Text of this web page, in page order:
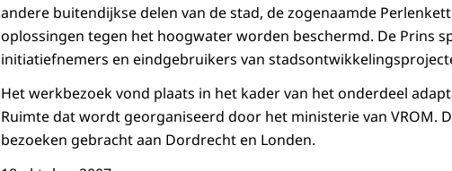
andere buitendijkse delen van de stad, de zogenaamde
oplossingen tegen het hoogwater worden beschermd. De Prins
initiatiefnemers en eindgebruikers van
Het werkbezoek vond plaats in het kader van het onderdeel
Ruimte dat wordt georganiseerd door het ministerie van VROM.
bezoeken gebracht aan Dordrecht en Londen.